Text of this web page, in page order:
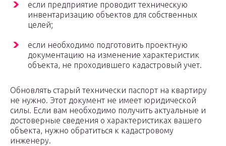
если предприятие проводит техническую
инвентаризацию объектов для собственных
целей;
если необходимо подготовить проектную
документацию на изменение характеристик
объекта, не проходившего кадастровый учет.
Обновлять старый технически паспорт на квартиру
не нужно. Этот документ не имеет юридической
силы. Если вам необходимо получить актуальные и
достоверные сведения о характеристиках вашего
объекта, нужно обратиться к кадастровому
инженеру.